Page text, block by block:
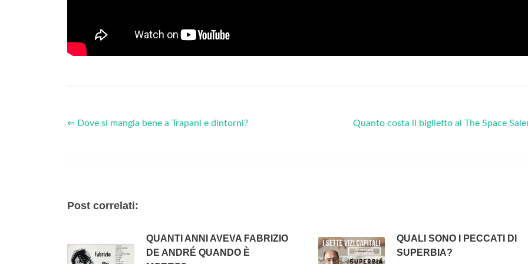
⇐ Dove si mangia bene a Trapani e dintorni? Quanto costa il biglietto al The Space
Post correlati:
QUANTI ANNI AVEVA FABRIZIO
DE ANDRÉ QUANDO È
QUALI SONO I PECCATI DI
SUPERBIA?